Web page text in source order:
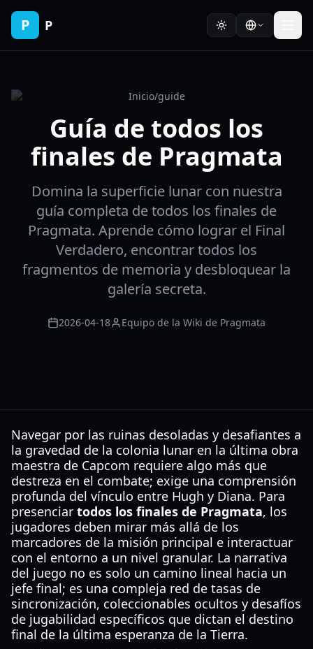
P P
Inicio/guide
Guía de todos los
finales de Pragmata
Domina la superficie lunar con nuestra
guía completa de todos los finales de
Pragmata. Aprende cómo lograr el Final
Verdadero, encontrar todos los
fragmentos de memoria y desbloquear la
galería secreta.
2026-04-18 Equipo de la Wiki de Pragmata
Navegar por las ruinas desoladas y desafiantes a
la gravedad de la colonia lunar en la última obra
maestra de Capcom requiere algo más que
destreza en el combate; exige una comprensión
profunda del vínculo entre Hugh y Diana. Para
presenciar todos los finales de Pragmata, los
jugadores deben mirar más allá de los
marcadores de la misión principal e interactuar
con el entorno a un nivel granular. La narrativa
del juego no es solo un camino lineal hacia un
jefe final; es una compleja red de tasas de
sincronización, coleccionables ocultos y desafíos
de jugabilidad específicos que dictan el destino
final de la última esperanza de la Tierra.